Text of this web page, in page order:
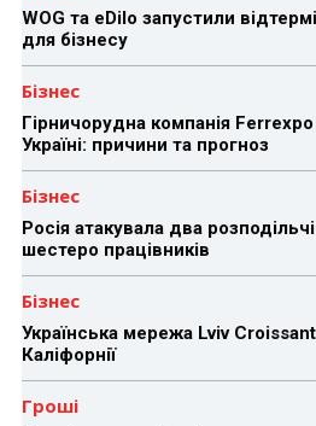
WOG та eDilo запустили
для бізнесу
Бізнес
Гірничорудна компанія
Україні: причини та прогноз
Бізнес
Росія атакувала два
шестеро працівників
Бізнес
Українська мережа Lviv
Каліфорнії
Гроші